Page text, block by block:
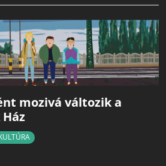
mozivá változik a